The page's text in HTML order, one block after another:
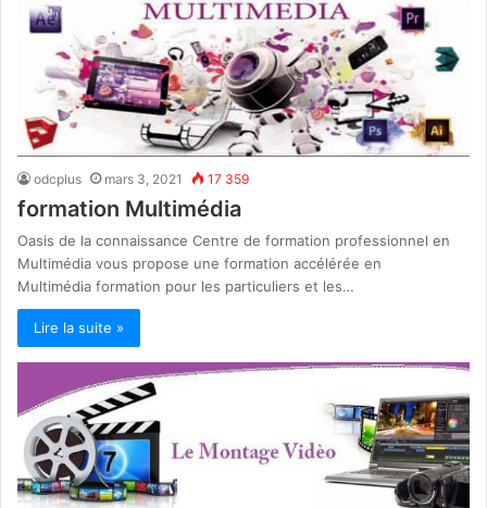
odcplus mars 3, 2021 17 359
formation Multimédia
Oasis de la connaissance Centre de formation professionnel en
Multimédia vous propose une formation accélérée en
Multimédia formation pour les particuliers et les…
Lire la suite »